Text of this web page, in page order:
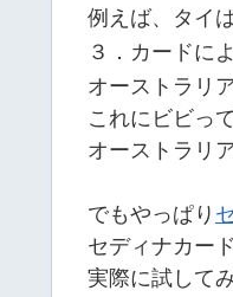
例えば、タイ
３．カードに
オーストラリ
これにビビっ
オーストラリ
でもやっぱり
セディナカー
実際に試して